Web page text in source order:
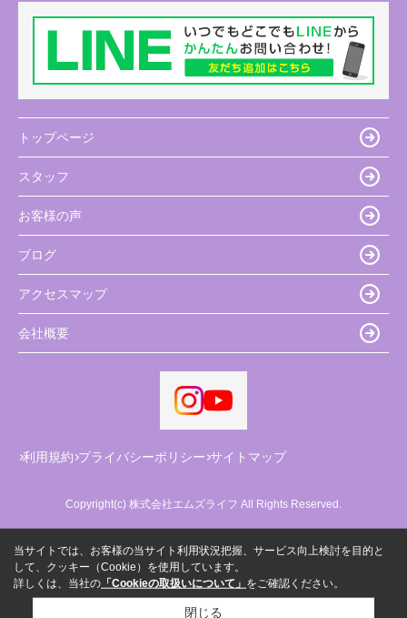
トップページ
スタッフ
お客様の声
ブログ
アクセスマップ
会社概要
利用規約 プライバシーポリシー サイトマップ
Copyright(c) 株式会社エムズライフ All Rights Reserved.
当サイトでは、お客様の当サイト利用状況把握、サービス向上検討を目的と
して、クッキー（Cookie）を使用しています。
詳しくは、当社の 「Cookieの取扱いについて」 をご確認ください。
閉じる